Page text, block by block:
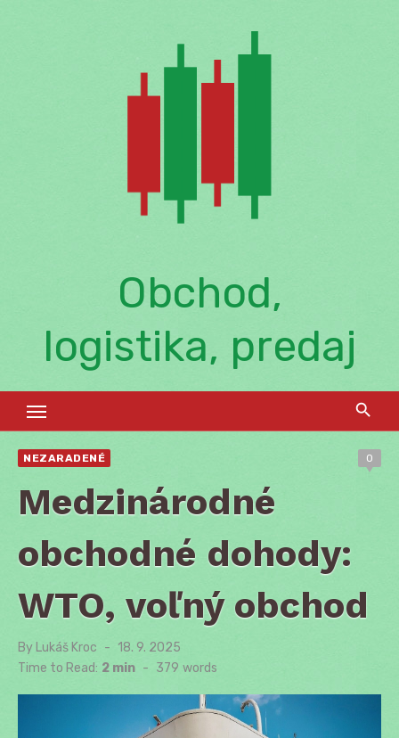
Obchod,
logistika, predaj
NEZARADENÉ 0
Medzinárodné
obchodné dohody:
WTO, voľný obchod
By Lukáš Kroc
Posted
on
18. 9. 2025
Time to Read: 2 min - 379 words